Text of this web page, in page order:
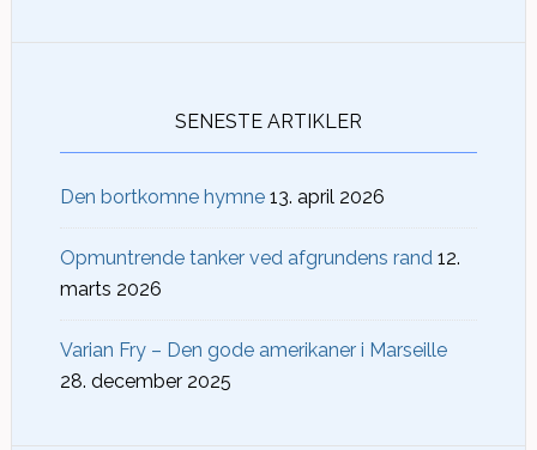
SENESTE ARTIKLER
Den bortkomne hymne 13. april 2026
Opmuntrende tanker ved afgrundens rand 12.
marts 2026
Varian Fry – Den gode amerikaner i Marseille
28. december 2025